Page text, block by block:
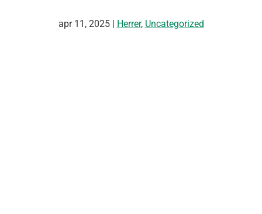
apr 11, 2025| Herrer, Uncategorized